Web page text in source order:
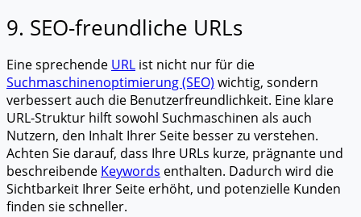
9. SEO-freundliche URLs
Eine sprechende URL ist nicht nur für die
Suchmaschinenoptimierung (SEO) wichtig, sondern
verbessert auch die Benutzerfreundlichkeit. Eine klare
URL-Struktur hilft sowohl Suchmaschinen als auch
Nutzern, den Inhalt Ihrer Seite besser zu verstehen.
Achten Sie darauf, dass Ihre URLs kurze, prägnante und
beschreibende Keywords enthalten. Dadurch wird die
Sichtbarkeit Ihrer Seite erhöht, und potenzielle Kunden
finden sie schneller.